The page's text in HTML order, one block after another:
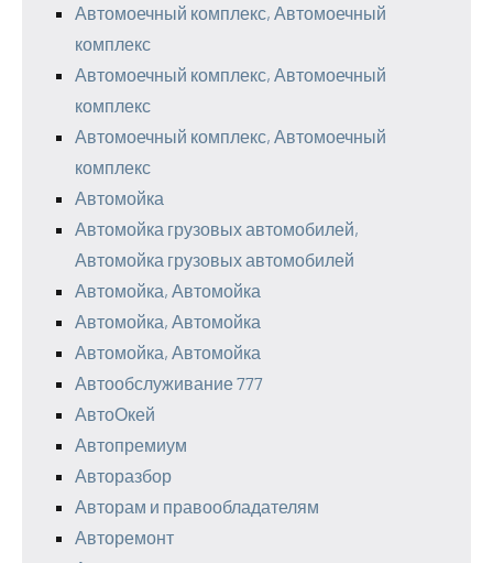
Автомоечный комплекс, Автомоечный
комплекс
Автомоечный комплекс, Автомоечный
комплекс
Автомоечный комплекс, Автомоечный
комплекс
Автомойка
Автомойка грузовых автомобилей,
Автомойка грузовых автомобилей
Автомойка, Автомойка
Автомойка, Автомойка
Автомойка, Автомойка
Автообслуживание 777
АвтоОкей
Автопремиум
Авторазбор
Авторам и правообладателям
Авторемонт